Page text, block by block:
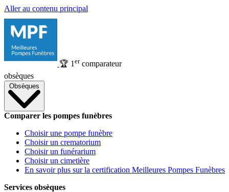
Aller au contenu principal
🏆 1 ercomparateur
obsèques
Obsèques
Comparer les pompes funèbres
Choisir une pompe funèbre
Choisir un crematorium
Choisir un funérarium
Choisir un cimetière
En savoir plus sur la certification Meilleures Pompes Funèbres
Services obsèques